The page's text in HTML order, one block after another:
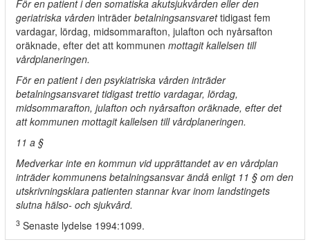
För en patient i den somatiska akutsjukvården eller den
geriatriska vården inträder betalningsansvarettidigast fem
vardagar, lördag, midsommarafton, julafton och nyårsafton
oräknade, efter det att kommunen mottagit kallelsen till
vårdplaneringen.
För en patient i den psykiatriska vården inträder
betalningsansvaret tidigast trettio vardagar, lördag,
midsommarafton, julafton och nyårsafton oräknade, efter det
att kommunen mottagit kallelsen till vårdplaneringen.
11 a §
Medverkar inte en kommun vid upprättandet av en vårdplan
inträder kommunens betalningsansvar ändå enligt 11 § om den
utskrivningsklara patienten stannar kvar inom landstingets
slutna hälso- och sjukvård.
3 Senaste lydelse 1994:1099.